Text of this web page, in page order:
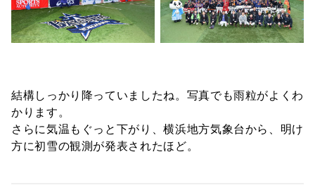
結構しっかり降っていましたね。写真でも雨粒がよくわ
かります。
さらに気温もぐっと下がり、横浜地方気象台から、明け
方に初雪の観測が発表されたほど。